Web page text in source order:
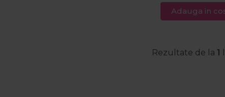
Adauga in
Rezultate de la 1